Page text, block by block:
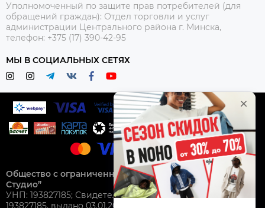
Уполномоченный по защите прав потребителей (для
обращений граждан): Отдел торговли и услуг
администрации Центрального района г. Минска,
телефон: +375 (17) 390-42-95
МЫ В СОЦИАЛЬНЫХ СЕТЯХ
Общество с ограниченной ответственностью “Нохо
Студио”
УНП: 193827185; Свидетельство о гос. регистрации №
193827185, выдано 03.01.2025